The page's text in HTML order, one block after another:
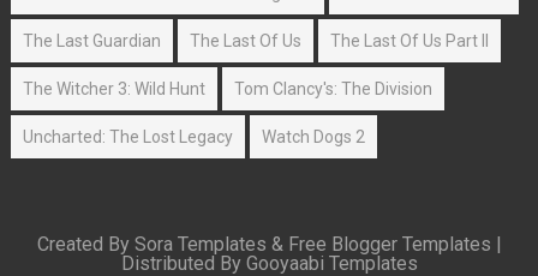
The Last Guardian The Last Of Us The Last Of Us Part II
The Witcher 3: Wild Hunt Tom Clancy's: The Division
Uncharted: The Lost Legacy Watch Dogs 2
Created By Sora Templates & Free Blogger Templates |
Distributed By Gooyaabi Templates